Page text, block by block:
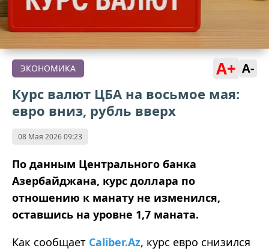
ЭКОНОМИКА A+ A-
Курс валют ЦБА на восьмое мая:
евро вниз, рубль вверх
08 Мая 2026 09:23
По данным Центрального банка
Азербайджана, курс доллара по
отношению к манату не изменился,
оставшись на уровне 1,7 маната.
Как сообщает Caliber.Az, курс евро снизился